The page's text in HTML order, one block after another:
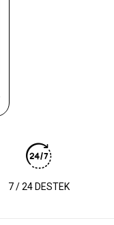
7 / 24 DESTEK